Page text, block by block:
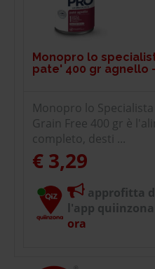
Monopro lo
pate' 400 gr agnello
Monopro lo
Grain Free 400 gr è
completo, desti ...
€ 3,29
approfitta
l'app quiinzona
ora